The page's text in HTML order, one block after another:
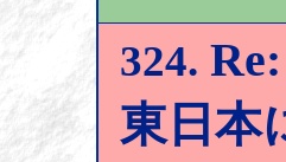
324.
東日本